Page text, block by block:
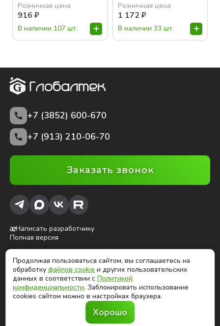
Розничная цена
916 ₽
В наличии 107 шт.
Розничная цена
1 172 ₽
В наличии 33 шт.
+7 (3852) 600-670
+7 (913) 210-06-70
Заказать звонок
Написать разработчику
Полная версия
ⓒ Глобалтек, 2026
Цены на сайте не являются публичной офертой
Продолжая использовать сайт, вы соглашаетесь на
файлов cookiesи других
пользовательских данных в соответствии с
Продолжая пользоваться сайтом, вы соглашаетесь на
обработкуфайлов cookie и других пользовательских
данных в соответствии сПолитикой
конфиденциальности. Заблокировать использование
cookies сайтом можно в настройках браузера.
Хорошо